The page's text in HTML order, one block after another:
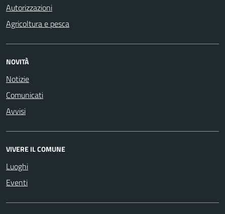
Autorizzazioni
Agricoltura e pesca
NOVITÀ
Notizie
Comunicati
Avvisi
VIVERE IL COMUNE
Luoghi
Eventi